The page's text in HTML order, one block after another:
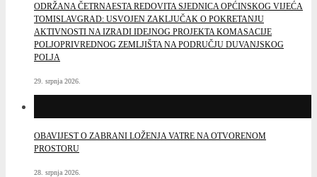
ODRŽANA ČETRNAESTA REDOVITA SJEDNICA OPĆINSKOG VIJEĆA
TOMISLAVGRAD: USVOJEN ZAKLJUČAK O POKRETANJU
AKTIVNOSTI NA IZRADI IDEJNOG PROJEKTA KOMASACIJE
POLJOPRIVREDNOG ZEMLJIŠTA NA PODRUČJU DUVANJSKOG
POLJA
29. srpnja 2026.
OBAVIJEST O ZABRANI LOŽENJA VATRE NA OTVORENOM
PROSTORU
28. srpnja 2026.